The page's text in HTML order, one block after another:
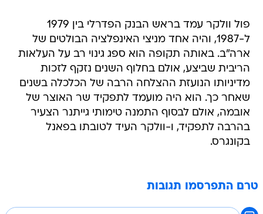
פול וולקר עמד בראש הבנק הפדרלי בין 1979
ל-1987, והיה אחד מניצי האינפלציה הבולטים של
ארה"ב. באותה תקופה הוא ספג גינוי רב על העלאות
הריבית שביצע, אולם בחלוף השנים נזקף לזכות
מדיניותו הנועזת ההצלחה הרבה של הכלכלה בשנים
שאחר כך. הוא היה מועמד לתפקיד שר האוצר של
אובמה, אולם לבסוף התמנה טימותי גייתנר הצעיר
בהרבה לתפקיד, ו-וולקר העיד לטובתו בפאנל
בקונגרס.
טרם התפרסמו תגובות